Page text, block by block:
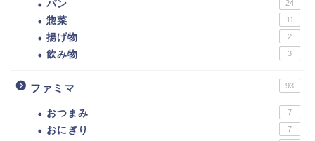
パン 24
惣菜 11
揚げ物 2
飲み物 3
ファミマ 93
おつまみ 7
おにぎり 7